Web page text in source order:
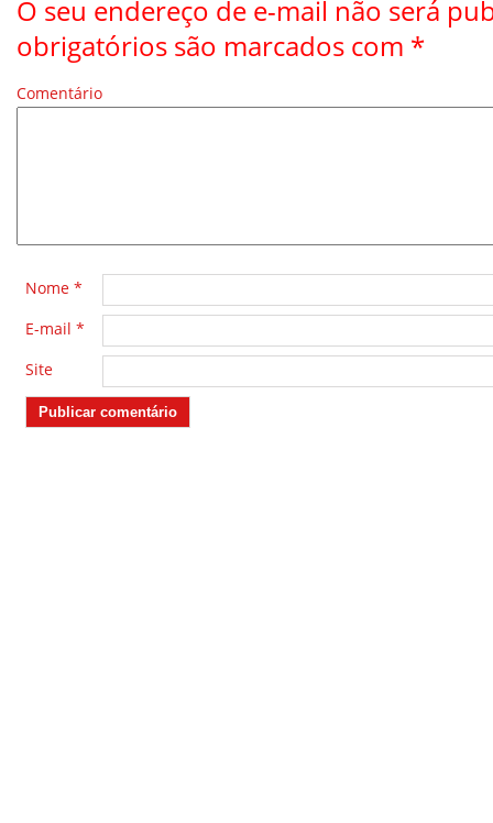
O seu endereço de e-mail não será
obrigatórios são marcados com *
Comentário
Nome *
E-mail *
Site